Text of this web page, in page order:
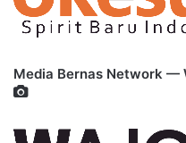
Media Bernas Network —